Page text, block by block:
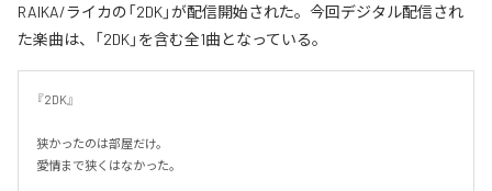
RAIKA/ライカの「2DK」が配信開始された。今回デジタル配信され
た楽曲は、「2DK」を含む全1曲となっている。
『2DK』
狭かったのは部屋だけ。
愛情まで狭くはなかった。